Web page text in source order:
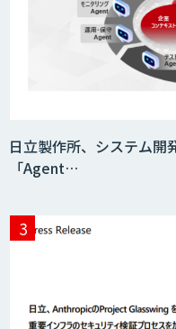
身体
生
日立製作所、システム開
「Agent…